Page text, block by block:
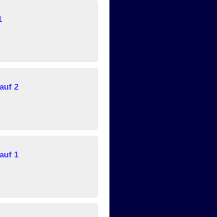
2
1